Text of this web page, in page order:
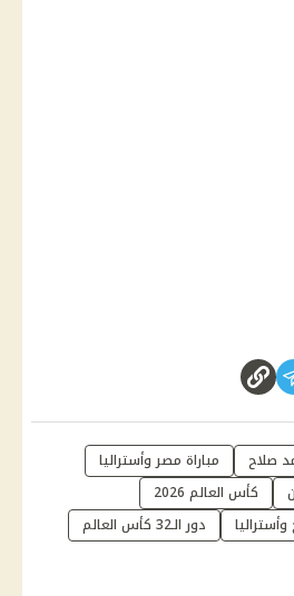
صلاح
مباراة مصر وأستراليا
كأس العالم 2026
دور الـ32 كأس العالم